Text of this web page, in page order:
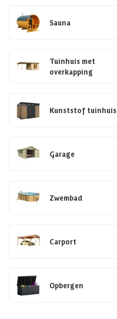
Sauna
Tuinhuis met
overkapping
Kunststof tuinhuis
Garage
Zwembad
Carport
Opbergen